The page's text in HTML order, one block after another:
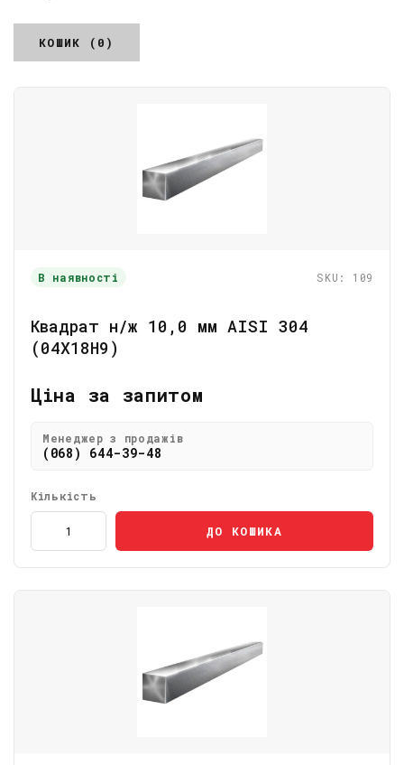
КОШИК (0)
В наявності SKU: 109
Квадрат н/ж 10,0 мм AISI 304
(04Х18Н9)
Ціна за запитом
Менеджер з продажів
(068) 644-39-48
Кількість
ДО КОШИКА